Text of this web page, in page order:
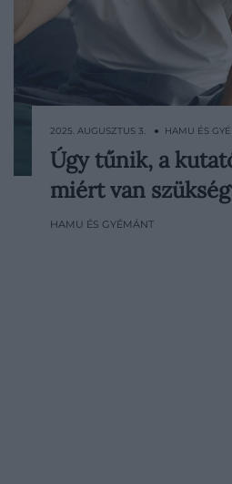
A folytonos fáradtság
mindennapjait nehezíti
tényezője lehet, ám a
2025. AUGUSZTUS 3. ● HAMU ÉS
Úgy tűnik, a
miért van
HAMU ÉS GYÉMÁNT